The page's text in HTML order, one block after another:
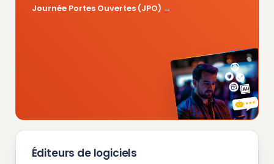
Journée Portes Ouvertes (JPO)
Éditeurs de logiciels